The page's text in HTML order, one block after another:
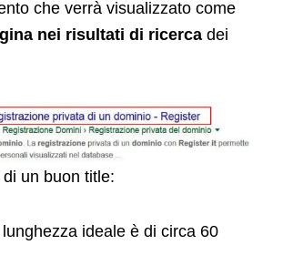
che verrà visualizzato come
nei risultati di ricerca dei
un buon title:
lunghezza ideale è di circa 60